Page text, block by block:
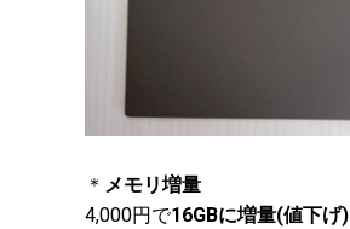
＊ メモリ増量
4,000円で16GBに増量(値下げ)